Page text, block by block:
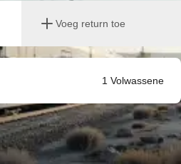
Voeg return toe
1 Volwassene